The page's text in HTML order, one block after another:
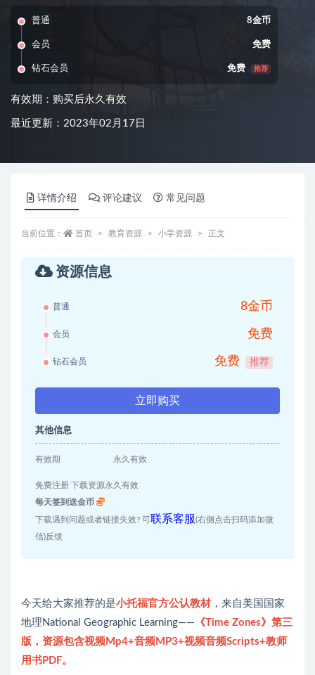
普通 8金币
会员 免费
钻石会员 免费 推荐
有效期：购买后永久有效
最近更新：2023年02月17日
详情介绍 评论建议 常见问题
当前位置： 首页 教育资源 小学资源 正文
资源信息
普通 8金币
会员 免费
钻石会员 免费 推荐
立即购买
其他信息
有效期 永久有效
免费注册 下载资源永久有效
每天签到送金币
下载遇到问题或者链接失效? 可联系客服(右侧点击扫码添加微
信)反馈
今天给大家推荐的是小托福官方公认教材，来自美国国家
地理National Geographic Learning—— 《Time Zones》第三
版，资源包含视频Mp4+音频MP3+视频音频Scripts+教师
用书PDF。